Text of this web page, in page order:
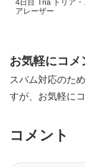
4日目 Tria トリア
アレーザー
お気軽にコメ
スパム対応のた
すが、お気軽に
コメント